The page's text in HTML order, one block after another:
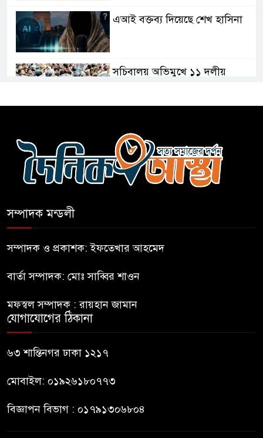
এআই বক্তব্য দিয়েছে শেখ হাসিনা
সচিবালয় অভিমুখে ১১ দলীয়
হাসিনাকে সংবাদমাধ্যমে কথা বলার
সুযোগ দেওয়ায় ঢাকার ক্ষোভ
জুলাই গণঅভ্যুত্থান দিবসের
ফের জকসু নেতার ওপর হামলা
সাকিব আল হাসানের বাড়িতে বোমা
সম্পাদক মন্ডলী
সম্পাদক ও প্রকাশক: ইফতেখার আহমেদ
বার্তা সম্পাদক: মোঃ সাব্বির শাওন
মফস্বল সম্পাদক : রায়হান জামান
যোগাযোগের ঠিকানা
৬৩ শান্তিনগর ঢাকা ১২১৭
মোবাইল: ০১৯২৬১৮০৭৭৩
বিজ্ঞাপন বিভাগ : ০১৭৯১৩০৬৮০৪